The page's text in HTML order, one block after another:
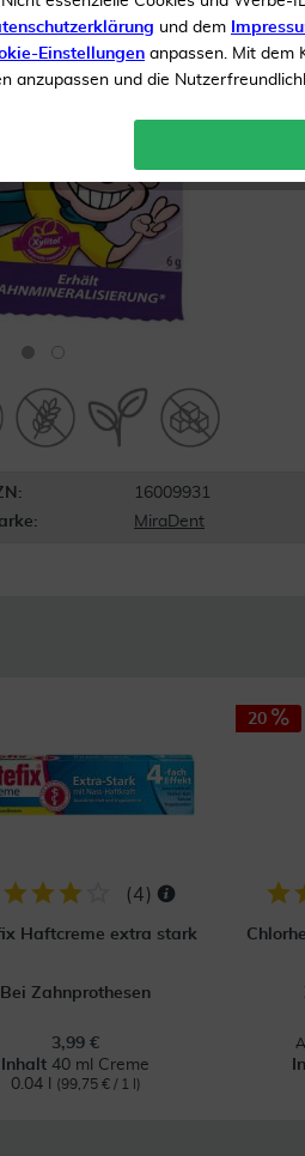
16009931
MiraDent
(4)
Haftcreme extra stark
Bei Zahnprothesen
3,99 €
Inhalt 40 ml Creme
0.04 l
(99,75 € / 1 l)
20
und dem
Einstellungen anpassen. Mit dem
anzupassen und die